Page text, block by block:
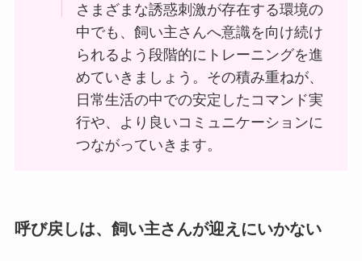
さまざまな誘惑刺激が存在する環境の
中でも、飼い主さんへ意識を向け続け
られるよう段階的にトレーニングを進
めていきましょう。その積み重ねが、
日常生活の中での安定したコマンド実
行や、より良いコミュニケーションに
つながっていきます。
呼び戻しは、飼い主さんが迎えにいかない